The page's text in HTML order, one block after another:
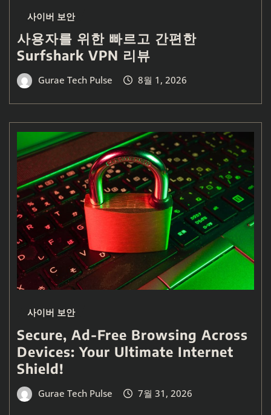
사이버 보안
사용자를 위한 빠르고 간편한
Surfshark VPN 리뷰
Gurae Tech Pulse 8월 1, 2026
사이버 보안
Secure, Ad-Free Browsing Across
Devices: Your Ultimate Internet
Shield!
Gurae Tech Pulse 7월 31, 2026